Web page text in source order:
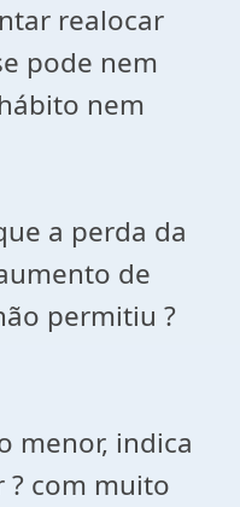
realocar
pode nem
nem
a perda da
de
permitiu ?
menor, indica
? com muito